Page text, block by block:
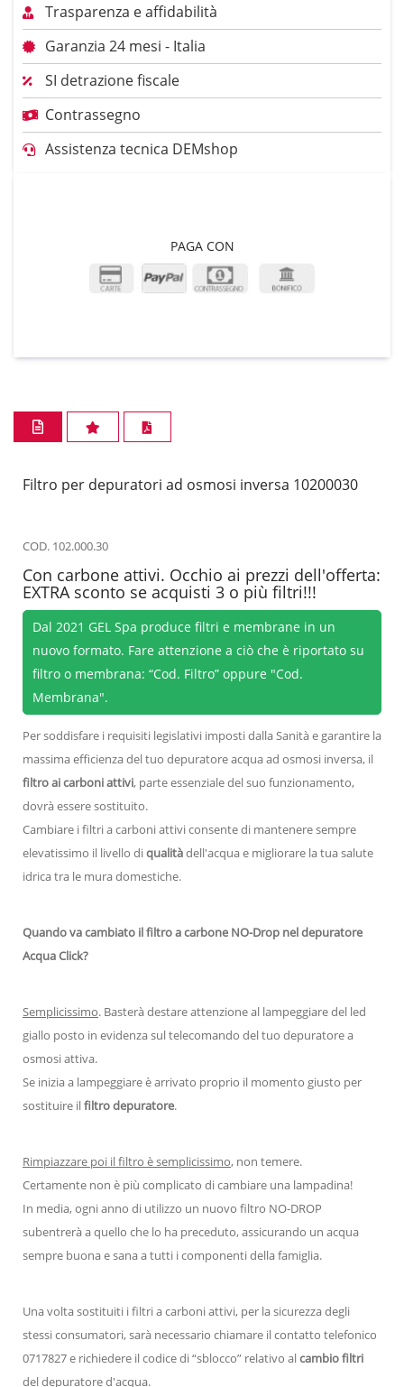
Trasparenza e affidabilità
Garanzia 24 mesi - Italia
SI detrazione fiscale
Contrassegno
Assistenza tecnica DEMshop
PAGA CON
Filtro per depuratori ad osmosi inversa 10200030
COD. 102.000.30
Con carbone attivi. Occhio ai prezzi dell'offerta:
EXTRA sconto se acquisti 3 o più filtri!!!
Dal 2021 GEL Spa produce filtri e membrane in un
nuovo formato. Fare attenzione a ciò che è riportato su
filtro o membrana: “Cod. Filtro” oppure "Cod.
Membrana".
Per soddisfare i requisiti legislativi imposti dalla Sanità e garantire la
massima efficienza del tuo depuratore acqua ad osmosi inversa, il
filtro ai carboni attivi, parte essenziale del suo funzionamento,
dovrà essere sostituito.
Cambiare i filtri a carboni attivi consente di mantenere sempre
elevatissimo il livello diqualitàdell'acqua e migliorare la tua salute
idrica tra le mura domestiche.
Quando va cambiato il filtro a carbone NO-Drop nel depuratore
Acqua Click?
Semplicissimo. Basterà destare attenzione al lampeggiare del led
giallo posto in evidenza sul telecomando del tuo depuratore a
osmosi attiva.
Se inizia a lampeggiare è arrivato proprio il momento giusto per
sostituire ilfiltro depuratore.
Rimpiazzare poi il filtro è semplicissimo, non temere.
Certamente non è più complicato di cambiare una lampadina!
In media, ogni anno di utilizzo un nuovo filtro NO-DROP
subentrerà a quello che lo ha preceduto, assicurando un acqua
sempre buona e sana a tutti i componenti della famiglia.
Una volta sostituiti i filtri a carboni attivi, per la sicurezza degli
stessi consumatori, sarà necessario chiamare il contatto telefonico
0717827 e richiedere il codice di “sblocco” relativo alcambio filtri
del depuratore d'acqua.